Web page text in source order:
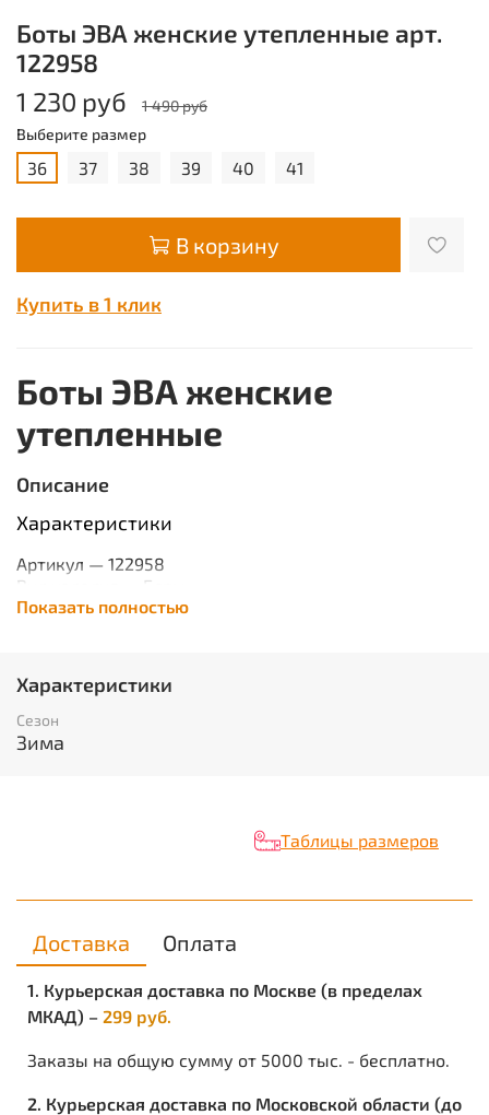
Боты ЭВА женские утепленные арт.
122958
1 230 руб
1 490 руб
Выберите размер
36 37 38 39 40 41
В корзину
Купить в 1 клик
Боты ЭВА женские
утепленные
Описание
Характеристики
Артикул — 122958
Вид изделия —
Боты
Сезон — Зима
Подошва —
Метод крепления —
Цвет —
Пол —
Отсутствует
Отсутствует
посадку и в любую непогоду ваши ноги будут сухими
и в тепле.
Боты сделаны из непромокаемого материала ЭВА -
материал легкий, упругий, морозостойкий, обладает
низкой теплопроводимостью и не впитывает влагу.
холода.
Показать полностью
Характеристики
Сезон
Зима
Таблицы размеров
Доставка Оплата
1. Курьерская доставка по Москве (в пределах
МКАД) – 299 руб.
Заказы на общую сумму от 5000 тыс. - бесплатно.
2. Курьерская доставка по Московской области (до